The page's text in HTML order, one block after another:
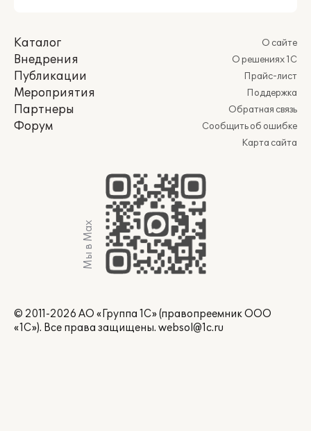
Каталог
Внедрения
Публикации
Мероприятия
Партнеры
Форум
О сайте
О решениях 1С
Прайс-лист
Поддержка
Обратная связь
Сообщить об ошибке
Карта сайта
Мы в Max
© 2011-2026 АО «Группа 1С» (правопреемник ООО
«1С»). Все права защищены. websol@1c.ru